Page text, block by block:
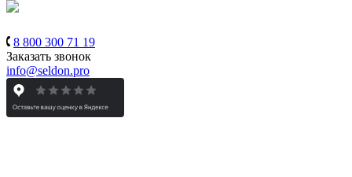
8 800 300 71 19
Заказать звонок
info@seldon.pro